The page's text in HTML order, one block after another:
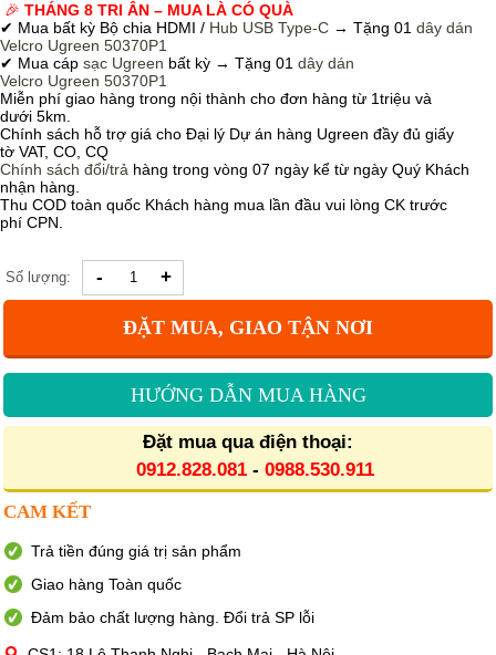
🎉 THÁNG 8 TRI ÂN – MUA LÀ CÓ QUÀ
✔ Mua bất kỳ Bộ chia HDMI / Hub USB Type-C → Tặng 01 dây dán
Velcro Ugreen 50370P1
✔ Mua cáp sạc Ugreen bất kỳ → Tặng 01 dây dán
Velcro Ugreen 50370P1
Miễn phí giao hàng trong nội thành cho đơn hàng từ 1triệu và
dưới 5km.
Chính sách hỗ trợ giá cho Đại lý Dự án hàng Ugreen đầy đủ giấy
tờ VAT, CO, CQ
Chính sách đổi/trả hàng trong vòng 07 ngày kể từ ngày Quý Khách
nhận hàng.
Thu COD toàn quốc Khách hàng mua lần đầu vui lòng CK trước
phí CPN.
Số lượng: - +
ĐẶT MUA, GIAO TẬN NƠI
HƯỚNG DẪN MUA HÀNG
Đặt mua qua điện thoại:
0912.828.081 - 0988.530.911
CAM KẾT
Trả tiền đúng giá trị sản phẩm
Giao hàng Toàn quốc
Đảm bảo chất lượng hàng. Đổi trả SP lỗi